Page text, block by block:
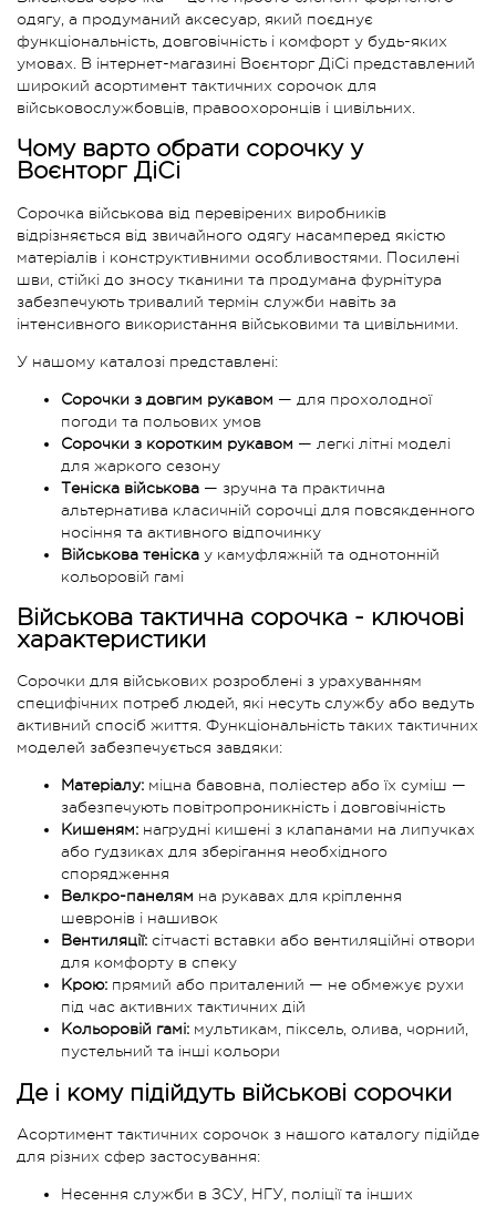
одягу, а продуманий аксесуар, який поєднує
функціональність, довговічність і комфорт у будь-яких
умовах. В інтернет-магазині Воєнторг ДіСі представлений
широкий асортимент тактичних сорочок для
військовослужбовців, правоохоронців і цивільних.
Чому варто обрати сорочку у
Воєнторг ДіСі
Сорочка військова від перевірених виробників
відрізняється від звичайного одягу насамперед якістю
матеріалів і конструктивними особливостями. Посилені
шви, стійкі до зносу тканини та продумана фурнітура
забезпечують тривалий термін служби навіть за
інтенсивного використання військовими та цивільними.
У нашому каталозі представлені:
Сорочки з довгим рукавом — для прохолодної
погоди та польових умов
Сорочки з коротким рукавом — легкі літні моделі
для жаркого сезону
Теніска військова — зручна та практична
альтернатива класичній сорочці для повсякденного
носіння та активного відпочинку
Військова теніска у камуфляжній та однотонній
кольоровій гамі
Військова тактична сорочка - ключові
характеристики
Сорочки для військових розроблені з урахуванням
специфічних потреб людей, які несуть службу або ведуть
активний спосіб життя. Функціональність таких тактичних
моделей забезпечується завдяки:
Матеріалу: міцна бавовна, поліестер або їх суміш —
забезпечують повітропроникність і довговічність
Кишеням: нагрудні кишені з клапанами на липучках
або ґудзиках для зберігання необхідного
спорядження
Велкро-панелям на рукавах для кріплення
шевронів і нашивок
Вентиляції: сітчасті вставки або вентиляційні отвори
для комфорту в спеку
Крою: прямий або приталений — не обмежує рухи
під час активних тактичних дій
Кольоровій гамі: мультикам, піксель, олива, чорний,
пустельний та інші кольори
Де і кому підійдуть військові сорочки
Асортимент тактичних сорочок з нашого каталогу підійде
для різних сфер застосування:
Несення служби в ЗСУ, НГУ, поліції та інших